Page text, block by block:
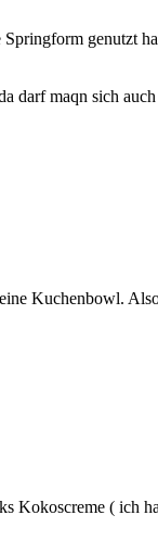
genutzt
darf maqn sich
Kuchenbowl.
Kokoscreme (